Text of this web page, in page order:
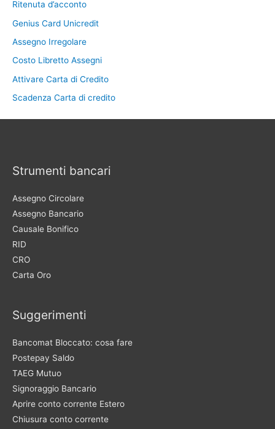
Ritenuta d’acconto
Genius Card Unicredit
Assegno Irregolare
Costo Libretto Assegni
Attivare Carta di Credito
Scadenza Carta di credito
Strumenti bancari
Assegno Circolare
Assegno Bancario
Causale Bonifico
RID
CRO
Carta Oro
Suggerimenti
Bancomat Bloccato: cosa fare
Postepay Saldo
TAEG Mutuo
Signoraggio Bancario
Aprire conto corrente Estero
Chiusura conto corrente